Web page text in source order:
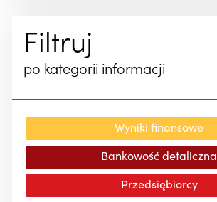
Filtruj
po kategorii informacji
Wyniki finansowe
Bankowość detaliczna
Przedsiębiorcy